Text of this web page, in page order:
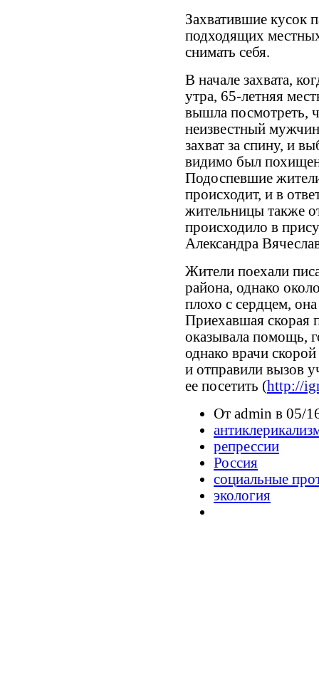
Захватившие кусок
подходящих
снимать себя.
В начале захвата,
утра, 65-летняя
вышла посмотреть,
неизвестный
захват за спину, и
видимо был похищен
Подоспевшие
происходит, и в
жительницы также
происходило в
Александра
Жители поехали
района, однако
плохо с сердцем,
Приехавшая скорая
оказывала помощь,
однако врачи
и отправили вызов
ее посетить (http://
От admin в 05/
репрессии
Россия
социальные
экология